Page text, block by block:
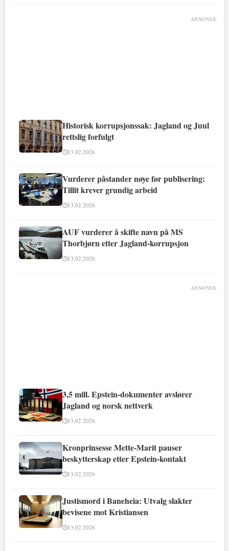
ANNONSE
Historisk korrupsjonssak: Jagland og Juul
rettslig forfulgt
13.02.2026
Vurderer påstander nøye før publisering:
Tillit krever grundig arbeid
13.02.2026
AUF vurderer å skifte navn på MS
Thorbjørn etter Jagland-korrupsjon
13.02.2026
ANNONSE
3,5 mill. Epstein-dokumenter avslører
Jagland og norsk nettverk
13.02.2026
Kronprinsesse Mette-Marit pauser
beskytterskap etter Epstein-kontakt
13.02.2026
Justismord i Baneheia: Utvalg slakter
bevisene mot Kristiansen
13.02.2026